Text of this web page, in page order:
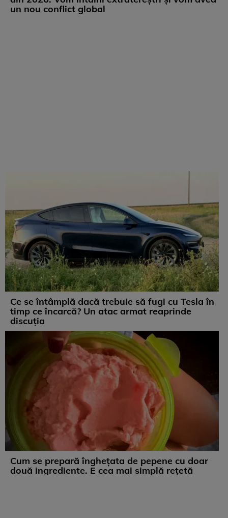
un nou conflict global
Ce se întâmplă dacă trebuie să fugi cu Tesla în
timp ce încarcă? Un atac armat reaprinde
discuția
Cum se prepară înghețata de pepene cu doar
două ingrediente. E cea mai simplă rețetă